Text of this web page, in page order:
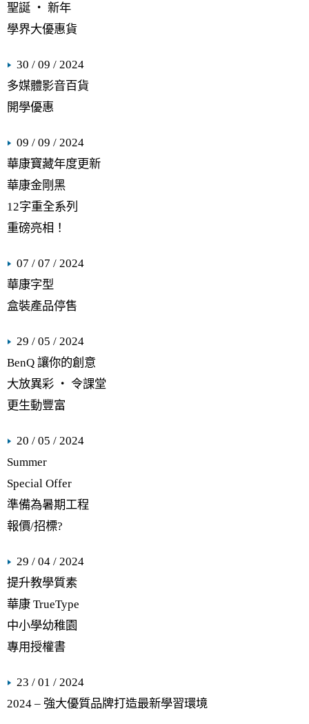
聖誕 ‧ 新年
學界大優惠貨
30 / 09 / 2024
多媒體影音百貨
開學優惠
09 / 09 / 2024
華康寶藏年度更新
華康金剛黑
12字重全系列
重磅亮相！
07 / 07 / 2024
華康字型
盒裝產品停售
29 / 05 / 2024
BenQ 讓你的創意
大放異彩 ‧ 令課堂
更生動豐富
20 / 05 / 2024
Summer
Special Offer
準備為暑期工程
報價/招標?
29 / 04 / 2024
提升教學質素
華康 TrueType
中小學幼稚園
專用授權書
23 / 01 / 2024
2024 – 強大優質品牌打造最新學習環境